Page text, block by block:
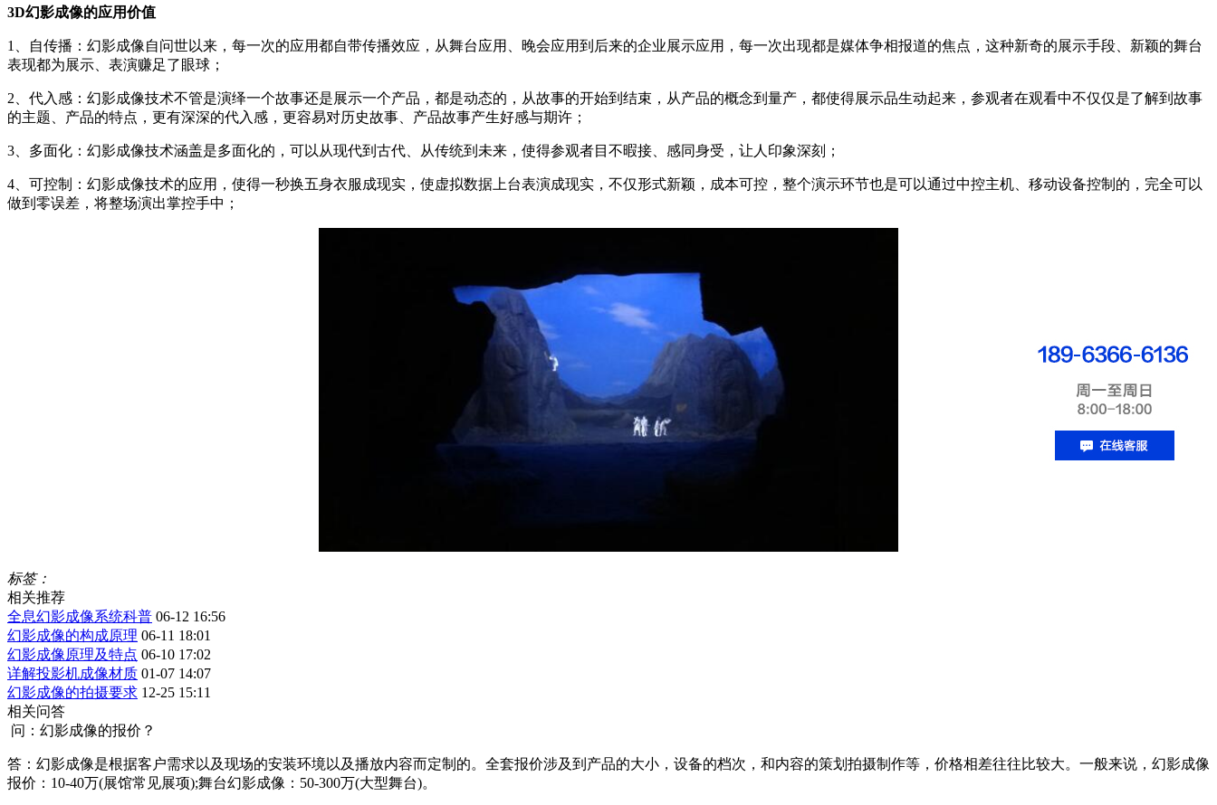
3D幻影成像的应用价值
1、自传播：幻影成像自问世以来，每一次的应用都自带传播效应，从舞台应用、晚会应用到后来的企业展示应用，每一次出现都是媒体争相报道的焦点，这种新奇的展示手段、新颖的舞台
表现都为展示、表演赚足了眼球；
2、代入感：幻影成像技术不管是演绎一个故事还是展示一个产品，都是动态的，从故事的开始到结束，从产品的概念到量产，都使得展示品生动起来，参观者在观看中不仅仅是了解到故事
的主题、产品的特点，更有深深的代入感，更容易对历史故事、产品故事产生好感与期许；
3、多面化：幻影成像技术涵盖是多面化的，可以从现代到古代、从传统到未来，使得参观者目不暇接、感同身受，让人印象深刻；
4、可控制：幻影成像技术的应用，使得一秒换五身衣服成现实，使虚拟数据上台表演成现实，不仅形式新颖，成本可控，整个演示环节也是可以通过中控主机、移动设备控制的，完全可以
做到零误差，将整场演出掌控手中；
标签：
相关推荐
全息幻影成像系统科普 06-12 16:56
幻影成像的构成原理 06-11 18:01
幻影成像原理及特点 06-10 17:02
详解投影机成像材质 01-07 14:07
幻影成像的拍摄要求 12-25 15:11
相关问答
问：幻影成像的报价？
答：幻影成像是根据客户需求以及现场的安装环境以及播放内容而定制的。全套报价涉及到产品的大小，设备的档次，和内容的策划拍摄制作等，价格相差往往比较大。一般来说，幻影成像
报价：10-40万(展馆常见展项);舞台幻影成像：50-300万(大型舞台)。